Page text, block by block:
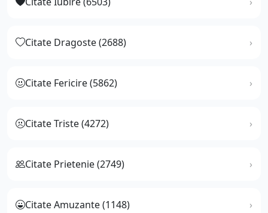
Citate Dragoste (2688)
Citate Fericire (5862)
Citate Triste (4272)
Citate Prietenie (2749)
Citate Amuzante (1148)